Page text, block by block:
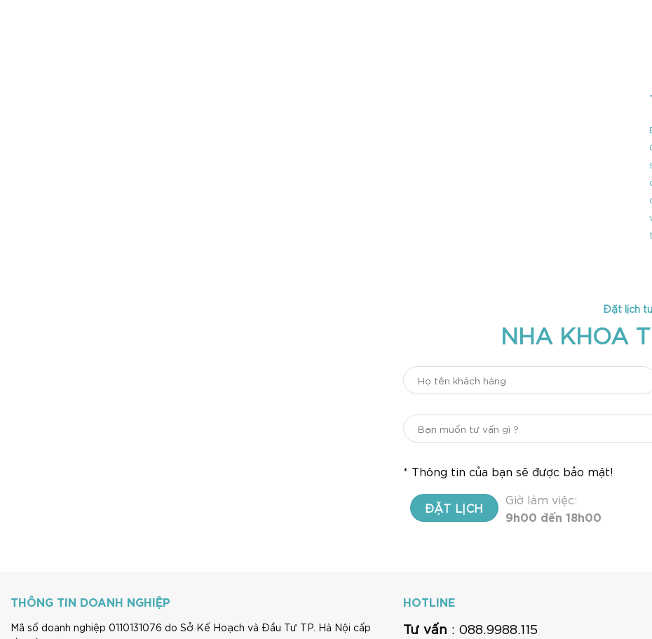
Đặt lịch
NHA KHOA
* Thông tin của bạn sẽ được bảo mật!
Giờ làm việc:
9h00 đến 18h00
THÔNG TIN DOANH NGHIỆP
Mã số doanh nghiệp 0110131076 do Sở Kế Hoạch và Đầu Tư TP. Hà Nội cấp
HOTLINE
Tư vấn : 088.9988.115